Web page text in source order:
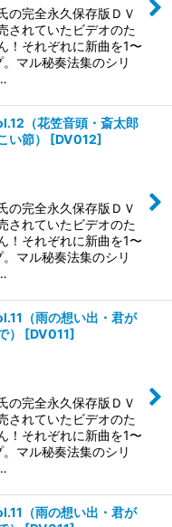
の完全永久保存版ＤＶ
されていたビデオのた
！それぞれに新曲を1〜
マル秘奏法集のシリ
（花笠音頭・斎太郎
い節）
[DV012]
の完全永久保存版ＤＶ
されていたビデオのた
！それぞれに新曲を1〜
マル秘奏法集のシリ
（雨の想い出・君が
[DV011]
の完全永久保存版ＤＶ
されていたビデオのた
！それぞれに新曲を1〜
マル秘奏法集のシリ
（雨の想い出・君が